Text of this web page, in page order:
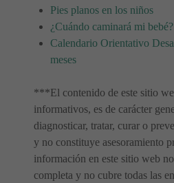
Pies planos en los niños
¿Cuándo caminará mi bebé?
Calendario Orientativo
meses
***El contenido de este sitio
informativos, es de carácter
diagnosticar, tratar, curar o
y no constituye asesoramiento
información en este sitio web
completa y no cubre todas las